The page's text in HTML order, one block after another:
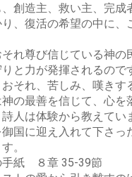
創造主、救い主、完成
、復活の希望の中に、
れ尊び信じている神の
と力が発揮されるので
それ、苦しみ、嘆きす
の最善を信じて、心を
人は体験から教えてい
国に迎え入れて下さっ
。
紙 ８章 35-39節